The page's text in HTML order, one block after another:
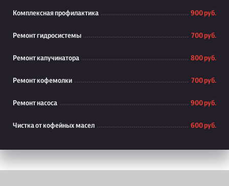
Комплексная профилактика 900 руб.
Ремонт гидросистемы 700 руб.
Ремонт капучинатора 800 руб.
Ремонт кофемолки 700 руб.
Ремонт насоса 900 руб.
Чистка от кофейных масел 600 руб.